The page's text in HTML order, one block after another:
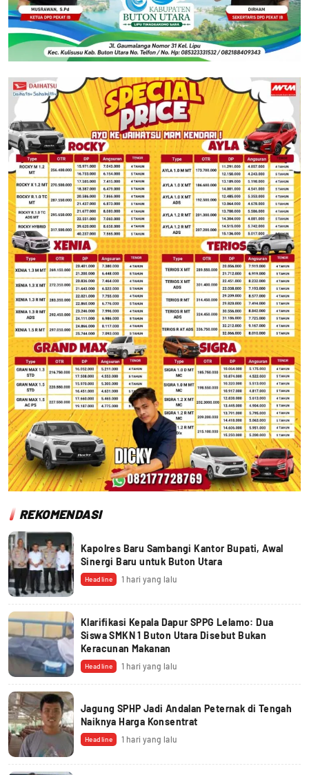
REKOMENDASI
Kapolres Baru Sambangi Kantor Bupati, Awal
Sinergi Baru untuk Buton Utara
Headline 1 hari yang lalu
Klarifikasi Kepala Dapur SPPG Lelamo: Dua
Siswa SMKN 1 Buton Utara Disebut Bukan
Keracunan Makanan
Headline 1 hari yang lalu
Jagung SPHP Jadi Andalan Peternak di Tengah
Naiknya Harga Konsentrat
Headline 1 hari yang lalu